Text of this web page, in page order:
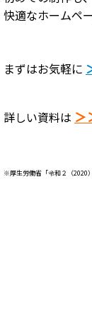
快適なホームペ
まずはお気軽に
詳しい資料は ＞
※厚生労働省「令和２（2020